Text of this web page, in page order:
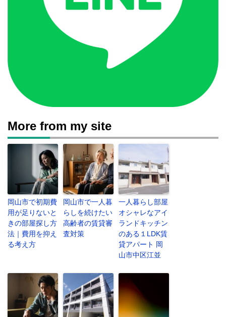
More from my site
岡山市で初期費
用が足りないと
きの部屋探し方
法｜費用を抑え
る考え方
岡山市で一人暮
らしを続けたい
高齢者の賃貸審
査対策
一人暮らし部屋
オシャレなアイ
ランドキッチン
のある１LDK賃
貸アパート 岡
山市中区江並